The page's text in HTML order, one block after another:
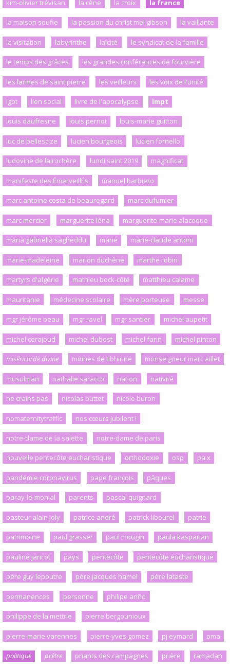
kim-olivier trévisan la cène la croix la france
la maison soufie la passion du christ mel gibson la vaillante
la visitation labyrinthe laïcité le syndicat de la famille
le temps des grâces les grandes conférences de fourvière
les larmes de saint pierre les veilleurs les voix de l'unité
lgbt lien social livre de l'apocalypse lmpt
louis daufresne louis pernot louis-marie guitton
luc de bellescize lucien bourgeois lucien fornello
ludovine de la rochère lundi saint 2019 magnificat
manifeste des ÉmerveillÉs manuel barbiero
marc antoine costa de beauregard marc dufumier
marc mercier marguerite léna marguerite-marie alacoque
maria gabriella sagheddu marie marie-claude antoni
marie-madeleine marion duchêne marthe robin
martyrs d'algérie mathieu bock-côté matthieu calame
mauritanie médecine scolaire mère porteuse messe
mgr jérôme beau mgr ravel mgr santier michel aupetit
michel corajoud michel dubost michel farin michel pinton
miséricorde divine moines de tibhirine monseigneur marc aillet
musulman nathalie saracco nation nativité
ne crains pas nicolas buttet nicole buron
nomaternitytraffic nos cœurs jubilent !
notre-dame de la salette notre-dame de paris
nouvelle pentecôte eucharistique orthodoxie osp paix
pandémie coronavirus pape françois pâques
paray-le-monial parents pascal quignard
pasteur alain joly patrice andré patrick libourel patrie
patrimoine paul grasser paul mougin paula kasparian
pauline jaricot pays pentecôte pentecôte eucharistique
père guy lepoutre père jacques hamel père lataste
permanences personne philipe ariño
philippe de la mettrie pierre bergounioux
pierre-marie varennes pierre-yves gomez pj eymard pma
politique prêtre priants des campagnes prière ramadan